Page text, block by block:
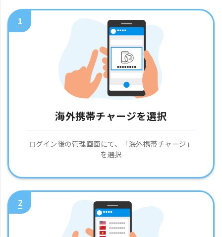
1
海外携帯チャージを選択
ログイン後の管理画面にて、「海外携帯チャージ」
を選択
2